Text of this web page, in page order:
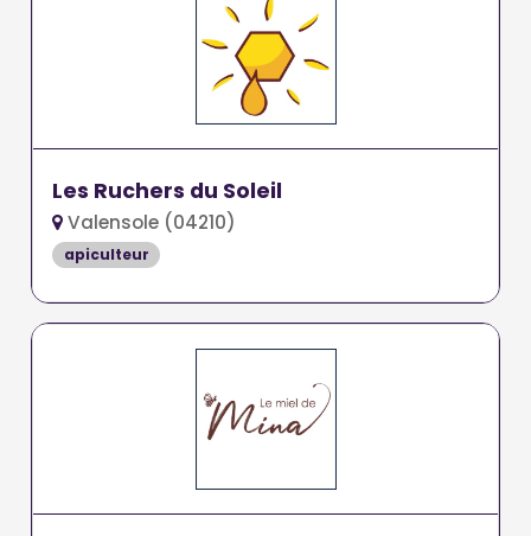
Les Ruchers du Soleil
Valensole (04210)
apiculteur